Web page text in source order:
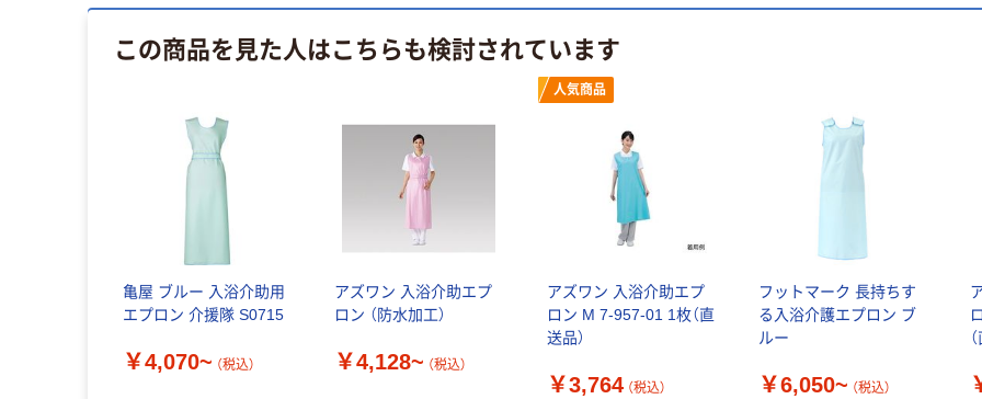
この商品を見た人はこちらも検討されています
亀屋 ブルー 入浴介助用
エプロン 介援隊 S0715
￥4,070~ （税込）
アズワン 入浴介助エプ
ロン （防水加工）
￥4,128~ （税込）
人気商品
アズワン 入浴介助エプ
ロン M 7-957-01 1枚（直
送品）
￥3,764 （税込）
フットマーク 長持ちす
る入浴介護エプロン ブ
ルー
￥6,050~ （税込）